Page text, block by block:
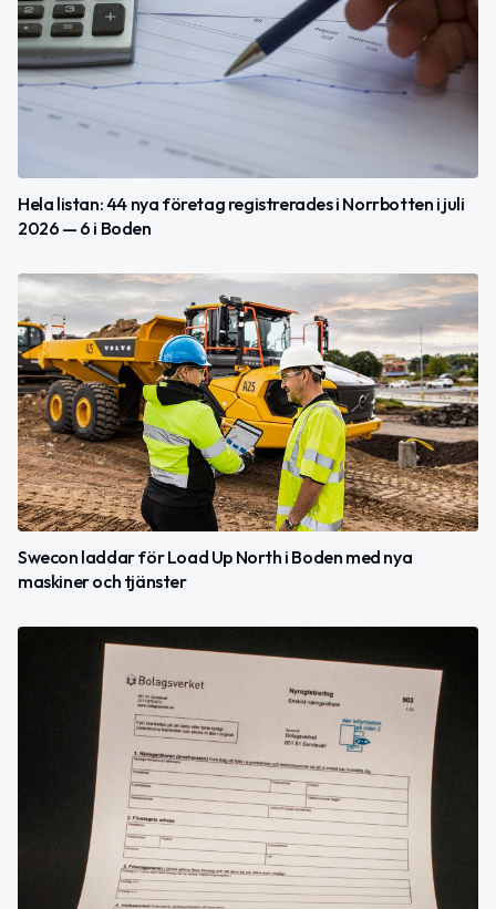
Hela listan: 44 nya företag registrerades i Norrbotten i juli
2026 — 6 i Boden
Swecon laddar för Load Up North i Boden med nya
maskiner och tjänster